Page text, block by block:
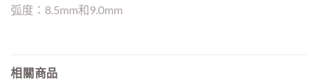
弧度：8.5mm和9.0mm
相關商品